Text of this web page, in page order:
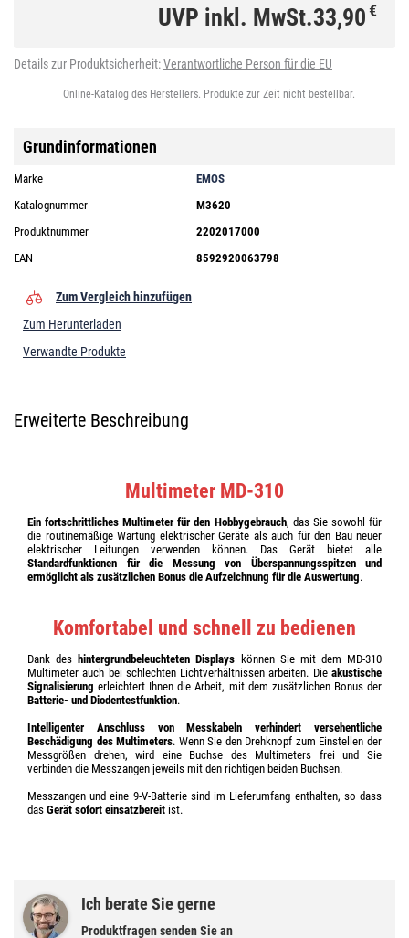
UVP inkl. MwSt.33,90€
Details zur Produktsicherheit:Verantwortliche Person für die EU
Online-Katalog des Herstellers. Produkte zur Zeit nicht bestellbar.
Grundinformationen
Marke
EMOS
Katalognummer
M3620
Produktnummer
2202017000
EAN
8592920063798
Zum Vergleich hinzufügen
Zum Herunterladen
Verwandte Produkte
Erweiterte Beschreibung
Multimeter MD-310
Ein fortschrittliches Multimeter für den Hobbygebrauch, das Sie sowohl für
die routinemäßige Wartung elektrischer Geräte als auch für den Bau neuer
elektrischer Leitungen verwenden können. Das Gerät bietet alle
Standardfunktionen für die Messung von Überspannungsspitzen und
ermöglicht als zusätzlichen Bonus die Aufzeichnung für die Auswertung.
Komfortabel und schnell zu bedienen
Dank des hintergrundbeleuchteten Displays können Sie mit dem MD-310
Multimeter auch bei schlechten Lichtverhältnissen arbeiten. Die akustische
Signalisierung erleichtert Ihnen die Arbeit, mit dem zusätzlichen Bonus der
Batterie- und Diodentestfunktion.
Intelligenter Anschluss von Messkabeln verhindert versehentliche
Beschädigung des Multimeters. Wenn Sie den Drehknopf zum Einstellen der
Messgrößen drehen, wird eine Buchse des Multimeters frei und Sie
verbinden die Messzangen jeweils mit den richtigen beiden Buchsen.
Messzangen und eine 9-V-Batterie sind im Lieferumfang enthalten, so dass
das Gerät sofort einsatzbereit ist.
Ich berate Sie gerne
Produktfragen senden Sie an